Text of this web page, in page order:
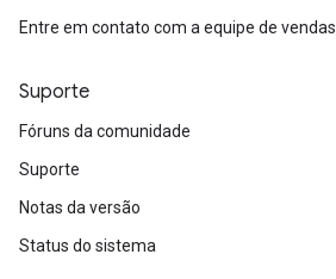
Entre em contato com a equipe de vendas.
Suporte
Fóruns da comunidade
Suporte
Notas da versão
Status do sistema